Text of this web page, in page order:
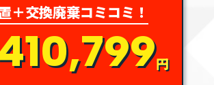
＋交換廃棄コミコミ！
円